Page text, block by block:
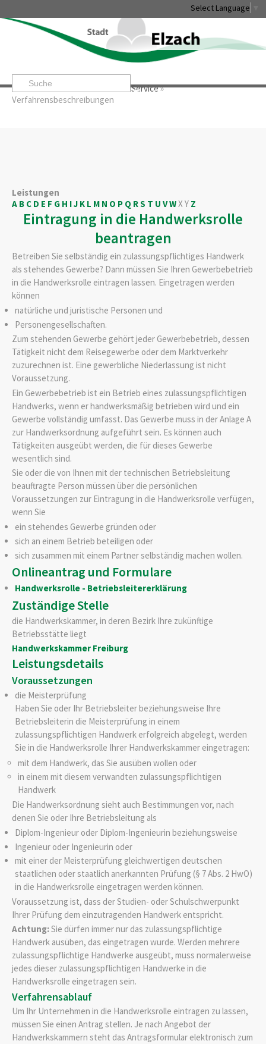
Select Language
Startseite» »Service»
Verfahrensbeschreibungen
Leben & Erleben Rathaus & Service
Leistungen
A B C D E F G H IJ K L M N O P Q RS T U VWXY Z
Eintragung in die Handwerksrolle
beantragen
Betreiben Sie selbständig ein zulassungspflichtiges Handwerk
als stehendes Gewerbe? Dann müssen Sie Ihren Gewerbebetrieb
in die Handwerksrolle eintragen lassen. Eingetragen werden
können
natürliche und juristische Personen und
Personengesellschaften.
Zum stehenden Gewerbe gehört jeder Gewerbebetrieb, dessen
Tätigkeit nicht dem Reisegewerbe oder dem Marktverkehr
zuzurechnen ist. Eine gewerbliche Niederlassung ist nicht
Voraussetzung.
Ein Gewerbebetrieb ist ein Betrieb eines zulassungspflichtigen
Handwerks, wenn er handwerksmäßig betrieben wird und ein
Gewerbe vollständig umfasst. Das Gewerbe muss in der Anlage A
zur Handwerksordnung aufgeführt sein. Es können auch
Tätigkeiten ausgeübt werden, die für dieses Gewerbe
wesentlich sind.
Sie oder die von Ihnen mit der technischen Betriebsleitung
beauftragte Person müssen über die persönlichen
Voraussetzungen zur Eintragung in die Handwerksrolle verfügen,
wenn Sie
ein stehendes Gewerbe gründen oder
sich an einem Betrieb beteiligen oder
sich zusammen mit einem Partner selbständig machen wollen.
Onlineantrag und Formulare
Handwerksrolle - Betriebsleitererklärung
Zuständige Stelle
die Handwerkskammer, in deren Bezirk Ihre zukünftige
Betriebsstätte liegt
Handwerkskammer Freiburg
Leistungsdetails
Voraussetzungen
die Meisterprüfung
Haben Sie oder Ihr Betriebsleiter beziehungsweise Ihre
Betriebsleiterin die Meisterprüfung in einem
zulassungspflichtigen Handwerk erfolgreich abgelegt, werden
Sie in die Handwerksrolle Ihrer Handwerkskammer eingetragen:
mit dem Handwerk, das Sie ausüben wollen oder
in einem mit diesem verwandten zulassungspflichtigen
Handwerk
Die Handwerksordnung sieht auch Bestimmungen vor, nach
denen Sie oder Ihre Betriebsleitung als
Diplom-Ingenieur oder Diplom-Ingenieurin beziehungsweise
Ingenieur oder Ingenieurin oder
mit einer der Meisterprüfung gleichwertigen deutschen
staatlichen oder staatlich anerkannten Prüfung (§ 7 Abs. 2 HwO)
in die Handwerksrolle eingetragen werden können.
Voraussetzung ist, dass der Studien- oder Schulschwerpunkt
Ihrer Prüfung dem einzutragenden Handwerk entspricht.
Achtung: Sie dürfen immer nur das zulassungspflichtige
Handwerk ausüben, das eingetragen wurde. Werden mehrere
zulassungspflichtige Handwerke ausgeübt, muss normalerweise
jedes dieser zulassungspflichtigen Handwerke in die
Handwerksrolle eingetragen sein.
Verfahrensablauf
Um Ihr Unternehmen in die Handwerksrolle eintragen zu lassen,
müssen Sie einen Antrag stellen. Je nach Angebot der
Handwerkskammern steht das Antragsformular elektronisch zum